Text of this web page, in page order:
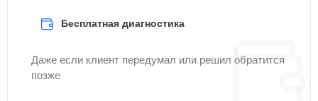
Бесплатная диагностика
Даже если клиент передумал или решил обратится
позже